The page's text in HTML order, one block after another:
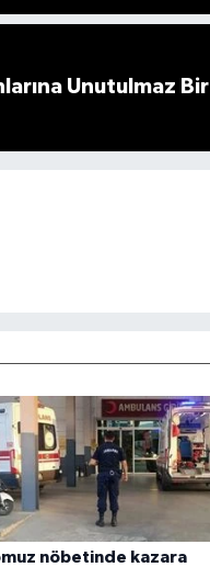
Unutulmaz Bir
nöbetinde kazara